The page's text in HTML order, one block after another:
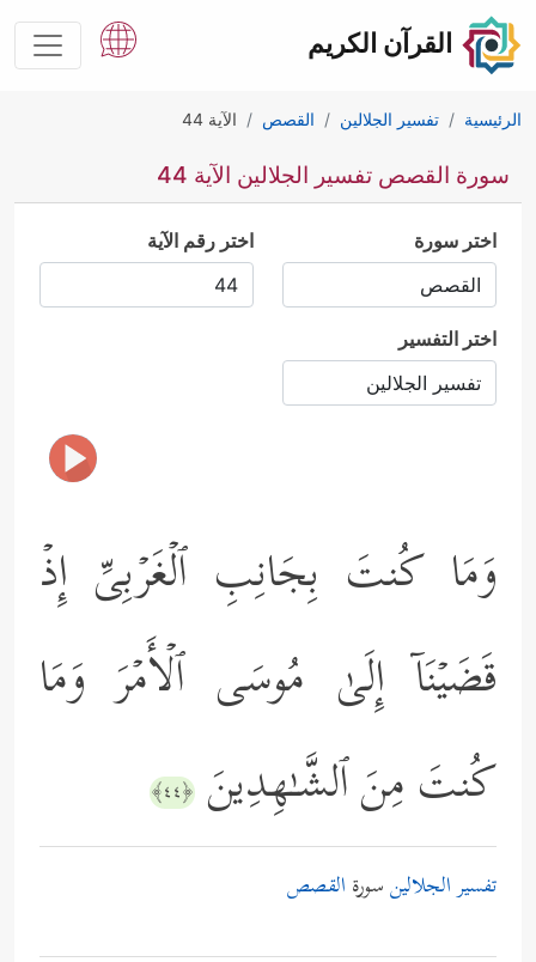
القرآن الكريم
الرئيسية تفسير الجلالين القصص الآية 44
سورة القصص تفسير الجلالين الآية 44
اختر سورة اختر رقم الآية
اختر التفسير
وَمَا كُنتَ بِجَانِبِ ٱلۡغَرۡبِیِّ إِذۡ
قَضَیۡنَاۤ إِلَىٰ مُوسَى ٱلۡأَمۡرَ وَمَا
كُنتَ مِنَ ٱلشَّـٰهِدِینَ ﴿٤٤﴾
تفسير الجلالينسورة القصص